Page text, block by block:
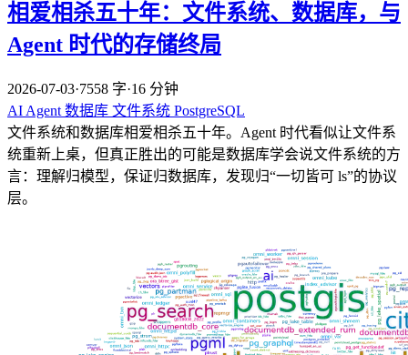
相爱相杀五十年：文件系统、数据库，与
Agent 时代的存储终局
2026-07-03·7558 字·16 分钟
AI Agent 数据库 文件系统 PostgreSQL
文件系统和数据库相爱相杀五十年。Agent 时代看似让文件系
统重新上桌，但真正胜出的可能是数据库学会说文件系统的方
言：理解归模型，保证归数据库，发现归“一切皆可 ls”的协议
层。